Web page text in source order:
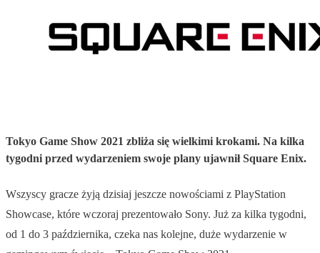
Tokyo Game Show 2021 zbliża się wielkimi krokami. Na kilka
tygodni przed wydarzeniem swoje plany ujawnił Square Enix.
Wszyscy gracze żyją dzisiaj jeszcze nowościami z PlayStation
Showcase, które wczoraj prezentowało Sony. Już za kilka tygodni,
od 1 do 3 października, czeka nas kolejne, duże wydarzenie w